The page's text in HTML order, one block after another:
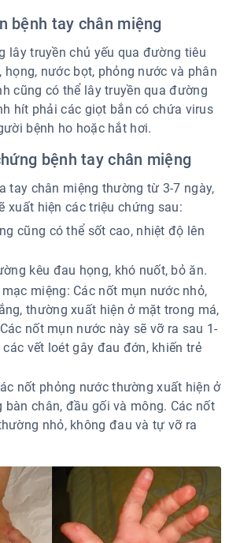
bệnh tay chân miệng
lây truyền chủ yếu qua đường tiêu
nước bọt, phỏng nước và phân
cũng có thể lây truyền qua đường
hít phải các giọt bắn có chứa virus
bệnh ho hoặc hắt hơi.
bệnh tay chân miệng
tay chân miệng thường từ 3-7 ngày,
xuất hiện các triệu chứng sau:
cũng có thể sốt cao, nhiệt độ lên
kêu đau họng, khó nuốt, bỏ ăn.
miệng: Các nốt mụn nước nhỏ,
thường xuất hiện ở mặt trong má,
nốt mụn nước này sẽ vỡ ra sau 1-
vết loét gây đau đớn, khiến trẻ
nốt phỏng nước thường xuất hiện ở
bàn chân, đầu gối và mông. Các nốt
nhỏ, không đau và tự vỡ ra